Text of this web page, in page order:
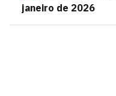
janeiro de 2026